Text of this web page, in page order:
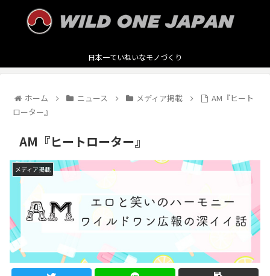
日本一ていねいなモノづくり
ホーム ニュース メディア掲載
AM『ヒート
ローター』
AM『ヒートローター』
メディア掲載